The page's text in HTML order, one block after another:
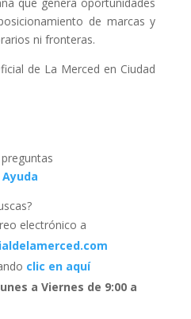
de marcas y
ni fronteras.
de La Merced en Ciudad
electrónico a
clic en aquí
a Viernes de 9:00 a